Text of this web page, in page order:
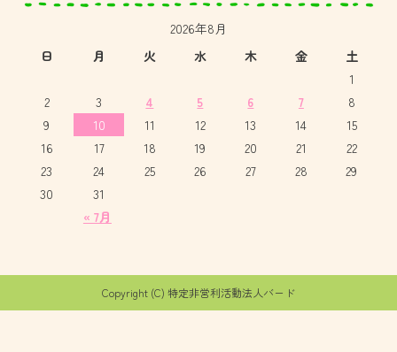
2026年8月
日
月 火 水 木 金 土
« 7月
1
2
3 4 5 6 7
8
9
10 11 12 13 14
15
16
17 18 19 20 21
22
23
24 25 26 27 28
29
30
31
Copyright (C) 特定非営利活動法人バード